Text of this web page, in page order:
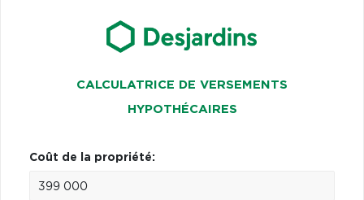
CALCULATRICE DE VERSEMENTS
HYPOTHÉCAIRES
Coût de la propriété: